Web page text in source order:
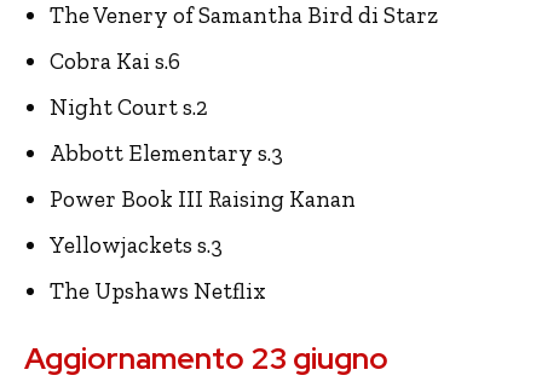
The Venery of Samantha Bird di Starz
Cobra Kai s.6
Night Court s.2
Abbott Elementary s.3
Power Book III Raising Kanan
Yellowjackets s.3
The Upshaws Netflix
Aggiornamento 23 giugno